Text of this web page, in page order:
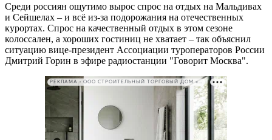
Среди россиян ощутимо вырос спрос на отдых на Мальдивах
и Сейшелах – и всё из-за подорожания на отечественных
курортах. Спрос на качественный отдых в этом сезоне
колоссален, а хороших гостиниц не хватает – так объяснил
ситуацию вице-президент Ассоциации туроператоров России
Дмитрий Горин в эфире радиостанции "Говорит Москва".
РЕКЛАМА • ООО СТРОИТЕЛЬНЫЙ ТОРГОВЫЙ ДОМ «ПЕТРОВИЧ». ИНН: 7802348846